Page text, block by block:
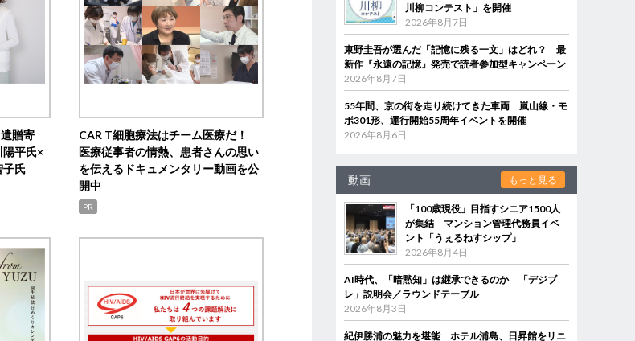
贈寄
平氏×
子氏
CAR T細胞療法はチーム医療だ！
医療従事者の情熱、患者さんの思い
を伝えるドキュメンタリー動画を公
開中
PR
川柳コンテスト」を開催
2026年8月7日
東野圭吾が選んだ「記憶に残る一文」はどれ？ 最
新作『永遠の記憶』発売で読者参加型キャンペーン
2026年8月7日
55年間、京の街を走り続けてきた車両 嵐山線・モ
ボ301形、運行開始55周年イベントを開催
2026年8月6日
動画 もっと見る
「100歳現役」目指すシニア1500人
が集結 マンション管理代務員イベ
ント「うぇるねすシップ」
2026年8月4日
AI時代、「暗黙知」は継承できるのか 「デジブ
レ」説明会／ラウンドテーブル
2026年8月3日
紀伊勝浦の魅力を堪能 ホテル浦島、日昇館をリニ